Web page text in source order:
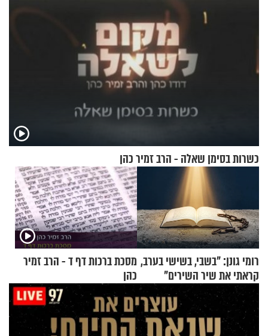
כשרות בסימן שאלה - הרב זמיר כהן
רומי גונן: "בשבי, בשישי בערב,
קראתי את שיר השירים"
מסכת ברכות דף ד - הרב זמיר
כהן